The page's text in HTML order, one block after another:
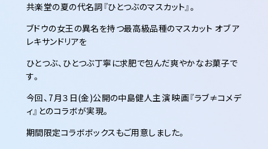
共楽堂の夏の代名詞『ひとつぶのマスカット』。
ブドウの女王の異名を持つ最高級品種のマスカット オブ ア
レキサンドリアを
ひとつぶ、ひとつぶ丁寧に求肥で包んだ爽やかなお菓子で
す。
今回、7月３日(金)公開の中島健人主演 映画『ラブ≠コメデ
ィ』とのコラボが実現。
期間限定コラボボックスもご用意しました。